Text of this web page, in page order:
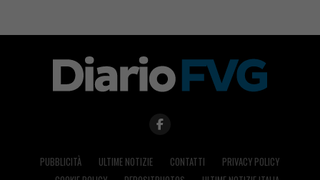
PUBBLICITÀ ULTIME NOTIZIE CONTATTI
PRIVACY POLICY